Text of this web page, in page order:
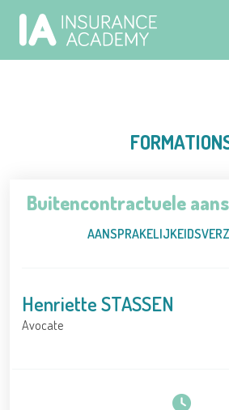
Buitencontractuele
Henriette STASSEN
Avocate